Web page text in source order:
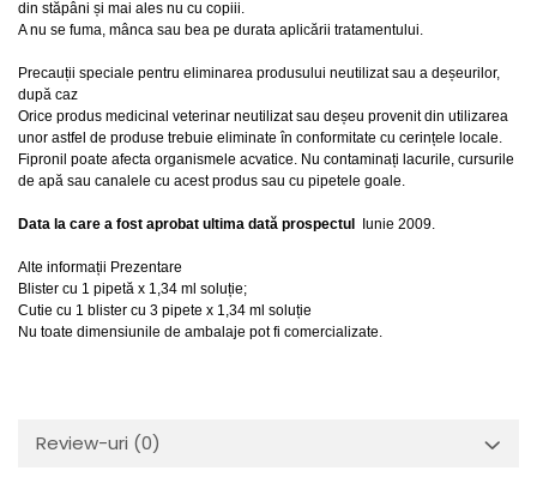
din stăpâni și mai ales nu cu copiii.
A nu se fuma, mânca sau bea pe durata aplicării tratamentului.
Precauții speciale pentru eliminarea produsului neutilizat sau a deșeurilor,
după caz
Orice produs medicinal veterinar neutilizat sau deșeu provenit din utilizarea
unor astfel de produse trebuie eliminate în conformitate cu cerințele locale.
Fipronil poate afecta organismele acvatice. Nu contaminați lacurile, cursurile
de apă sau canalele cu acest produs sau cu pipetele goale.
Data la care a fost aprobat ultima dată prospectul Iunie 2009.
Alte informații Prezentare
Blister cu 1 pipetă x 1,34 ml soluție;
Cutie cu 1 blister cu 3 pipete x 1,34 ml soluție
Nu toate dimensiunile de ambalaje pot fi comercializate.
Review-uri (0)